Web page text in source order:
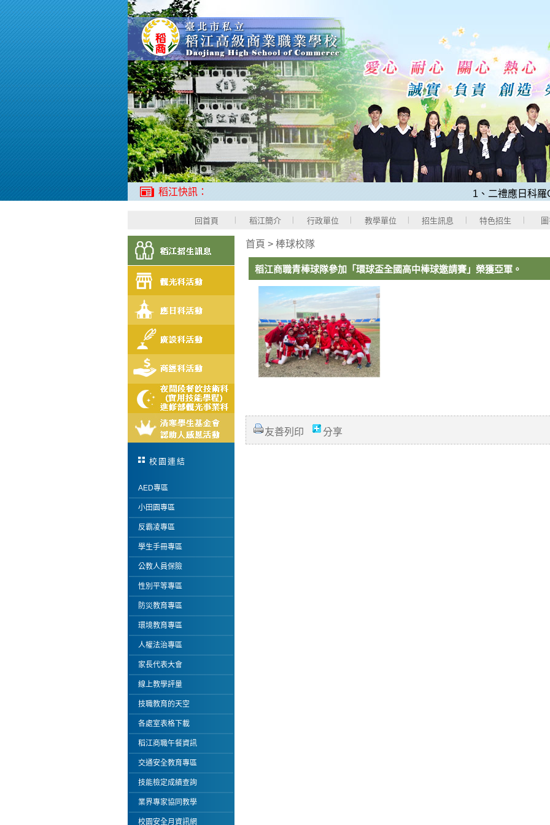
稻江快訊： 1、二禮應日科羅O
回首頁 稻江簡介 行政單位 教學單位 招生訊息 特色招生
校園連結
AED專區
小田園專區
反霸凌專區
學生手冊專區
公教人員保險
性別平等專區
防災教育專區
環境教育專區
人權法治專區
家長代表大會
線上教學評量
技職教育的天空
各處室表格下載
稻江商職午餐資訊
交通安全教育專區
技能檢定成績查詢
業界專家協同教學
校園安全月資訊網
首頁 > 棒球校隊
稻江商職青棒球隊參加「環球盃全國高中棒球邀請賽」榮獲亞軍。
友善列印 分享